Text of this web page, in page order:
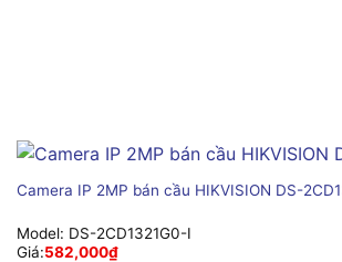
Camera IP 2MP bán cầu HIKVISION DS-
Model: DS-2CD1321G0-I
Giá:582,000₫